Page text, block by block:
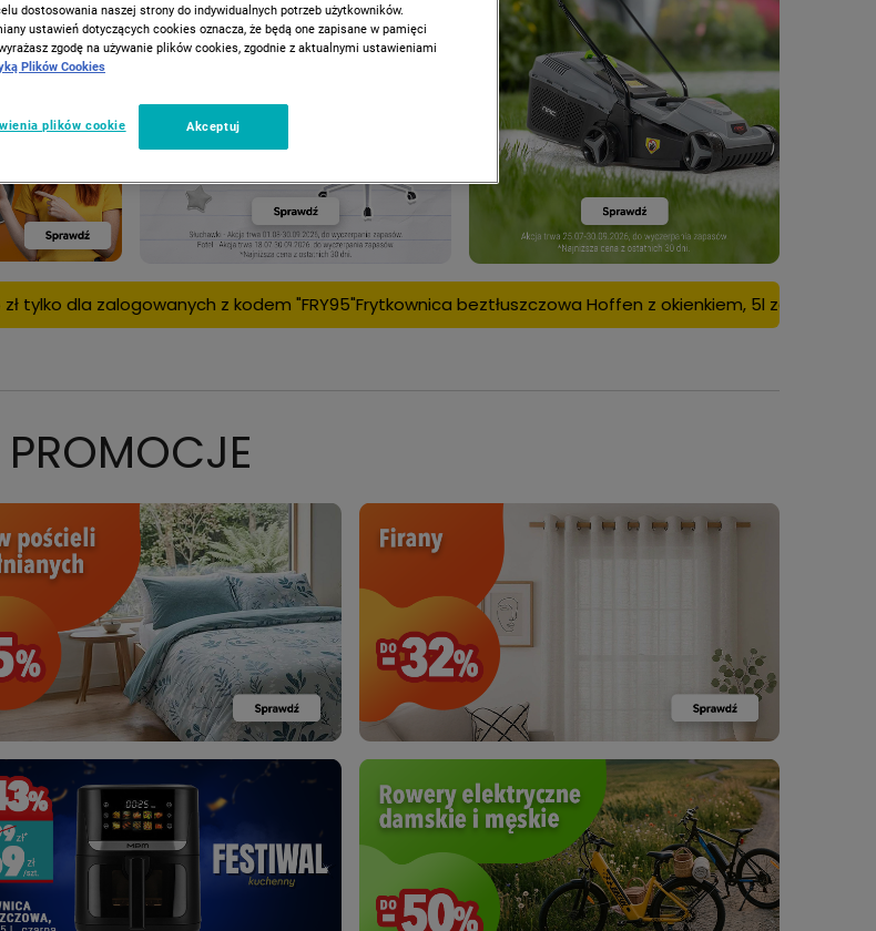
z kodem "FRY95"Frytkownica beztłuszczowa Hoffen z okienkiem, 5l za 95 zł tylko dla zalogowanych z
PROMOCJE
dostosowania naszej strony do indywidualnych potrzeb użytkowników.
ustawień dotyczących cookies oznacza, że będą one zapisane w pamięci
zgodę na używanie plików cookies, zgodnie z aktualnymi ustawieniami
Plików Cookies
plików cookie Akceptuj